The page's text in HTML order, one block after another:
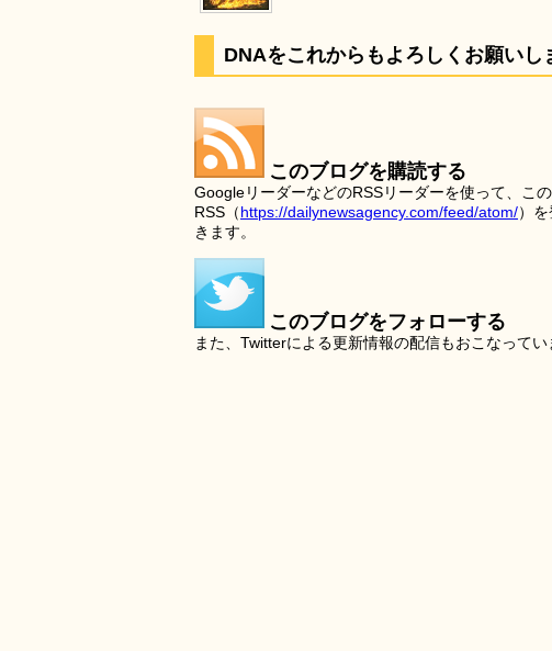
DNAをこれからもよろしくお願いし
このブログを購読する
GoogleリーダーなどのRSSリーダーを使って、こ
RSS（https://dailynewsagency.com/feed/atom/）
きます。
このブログをフォローする
また、Twitterによる更新情報の配信もおこなってい